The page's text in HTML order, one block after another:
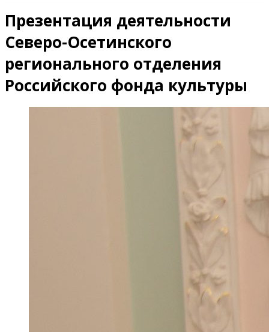
Презентация деятельности
Северо-Осетинского
регионального отделения
Российского фонда культуры